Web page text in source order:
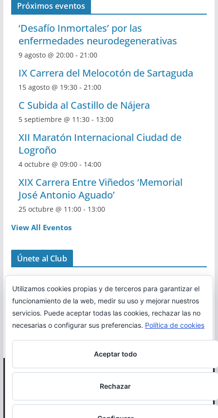
Próximos eventos
‘Desafío Inmortales’ por las
enfermedades neurodegenerativas
9 agosto @ 20:00- 21:00
IX Carrera del Melocotón de Sartaguda
15 agosto @ 19:30- 21:00
C Subida al Castillo de Nájera
5 septiembre @ 11:30- 13:00
XII Maratón Internacional Ciudad de
Logroño
4 octubre @ 09:00- 14:00
XIX Carrera Entre Viñedos ‘Memorial
José Antonio Aguado’
25 octubre @ 11:00- 13:00
View All Eventos
Únete al Club
Correr en La Rioja
reservados.
Utilizamos cookies propias y de terceros para garantizar el
funcionamiento de la web, medir su uso y mejorar nuestros
servicios. Puede aceptar todas las cookies, rechazar las no
necesarias o configurar sus preferencias. Política de cookies
Aceptar todo
Rechazar